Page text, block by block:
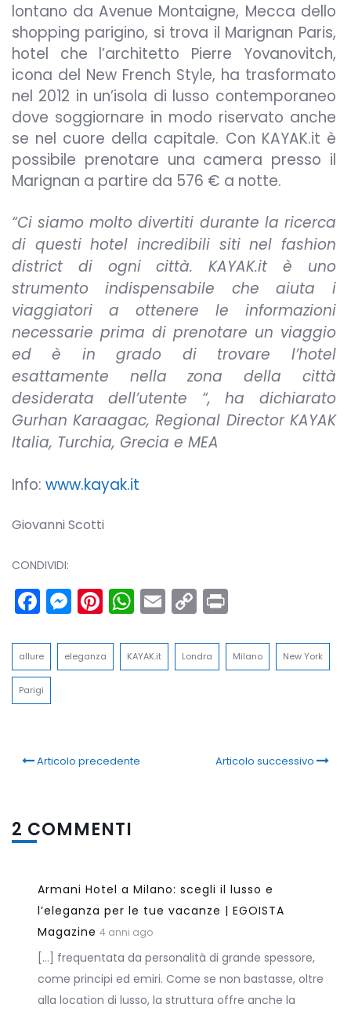
lontano da Avenue Montaigne, Mecca dello
shopping parigino, si trova il Marignan Paris,
hotel che l’architetto Pierre Yovanovitch,
icona del New French Style, ha trasformato
nel 2012 in un’isola di lusso contemporaneo
dove soggiornare in modo riservato anche
se nel cuore della capitale. Con KAYAK.it è
possibile prenotare una camera presso il
Marignan a partire da 576 € a notte.
“Ci siamo molto divertiti durante la ricerca
di questi hotel incredibili siti nel fashion
district di ogni città. KAYAK.it è uno
strumento indispensabile che aiuta i
viaggiatori a ottenere le informazioni
necessarie prima di prenotare un viaggio
ed è in grado di trovare l’hotel
esattamente nella zona della città
desiderata dell’utente “, ha dichiarato
Gurhan Karaagac, Regional Director KAYAK
Italia, Turchia, Grecia e MEA
Info: www.kayak.it
Giovanni Scotti
CONDIVIDI:
Facebook
Messenger
Pinterest
WhatsApp
Email
Copy
Link
allure eleganza KAYAK.it Londra Milano New York
Parigi
Articolo precedente Articolo successivo
2 COMMENTI
Armani Hotel a Milano: scegli il lusso e
l’eleganza per le tue vacanze | EGOISTA
Magazine 4 anni ago
[…] frequentata da personalità di grande spessore,
come principi ed emiri. Come se non bastasse, oltre
alla location di lusso, la struttura offre anche la